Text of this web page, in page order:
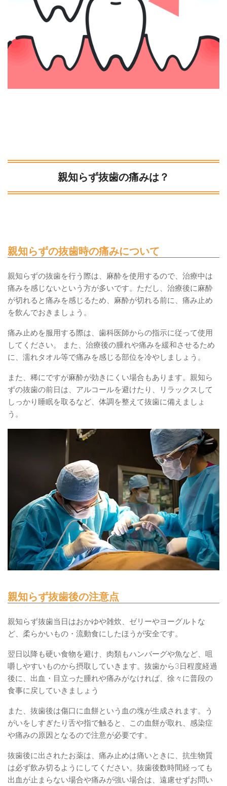
親知らず抜歯の痛みは？
親知らずの抜歯時の痛みについて
親知らずの抜歯を行う際は、麻酔を使用するので、治療中は
痛みを感じないという方が多いです。ただし、治療後に麻酔
が切れると痛みを感じるため、麻酔が切れる前に、痛み止め
を飲んでおきましょう。
痛み止めを服用する際は、歯科医師からの指示に従って使用
してください。 また、治療後の腫れや痛みを緩和させるため
に、濡れタオル等で痛みを感じる部位を冷やしましょう。
また、稀にですが麻酔が効きにくい場合もあります。親知ら
ずの抜歯の前日は、アルコールを避けたり、リラックスして
しっかり睡眠を取るなど、体調を整えて抜歯に備えましょ
う。
親知らず抜歯後の注意点
親知らず抜歯当日はおかゆや雑炊、ゼリーやヨーグルトな
ど、柔らかいもの・流動食にしたほうが安全です。
翌日以降も硬い食物を避け、肉類もハンバーグや魚など、咀
嚼しやすいものから摂取していきます。抜歯から3日程度経過
後に、出血・目立った腫れや痛みがなければ、徐々に普段の
食事に戻していきましょう
また、抜歯後は傷口に血餅という血の塊が生成されます。う
がいをしすぎたり舌や指で触ると、この血餅が取れ、感染症
や痛みの原因となるので注意が必要です。
抜歯後に出されたお薬は、痛み止めは痛いときに、抗生物質
は必ず飲み切るようにしてください。抜歯後数時間経っても
出血が止まらない場合や痛みが強い場合は、遠慮せずお問い